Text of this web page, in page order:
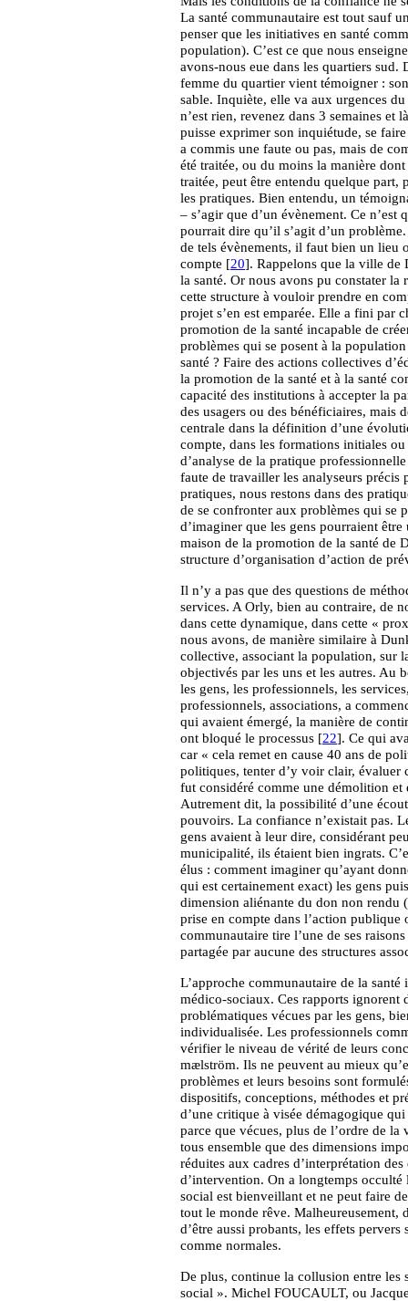
La santé communautaire est tout sauf
penser que les initiatives en santé
population). C’est ce que nous
avons-nous eue dans les quartiers
femme du quartier vient témoigner :
sable. Inquiète, elle va aux urgences
n’est rien, revenez dans 3 semaines et
puisse exprimer son inquiétude, se
a commis une faute ou pas, mais de
été traitée, ou du moins la manière
traitée, peut être entendu quelque
les pratiques. Bien entendu, un
– s’agir que d’un évènement. Ce
pourrait dire qu’il s’agit d’un
de tels évènements, il faut bien un lieu
compte [20]. Rappelons que la ville de
la santé. Or nous avons pu constater la
cette structure à vouloir prendre en
projet s’en est emparée. Elle a fini
promotion de la santé incapable de
problèmes qui se posent à la
santé ? Faire des actions collectives
la promotion de la santé et à la santé
capacité des institutions à accepter la
des usagers ou des bénéficiaires, mais
centrale dans la définition d’une
compte, dans les formations initiales
d’analyse de la pratique
faute de travailler les analyseurs précis
pratiques, nous restons dans des
de se confronter aux problèmes qui se
d’imaginer que les gens pourraient
maison de la promotion de la santé de
structure d’organisation d’action de
Il n’y a pas que des questions de
services. A Orly, bien au contraire, de
dans cette dynamique, dans cette «
nous avons, de manière similaire à
collective, associant la population, sur
objectivés par les uns et les autres. Au
les gens, les professionnels, les
professionnels, associations, a
qui avaient émergé, la manière de
ont bloqué le processus [22]. Ce qui
car « cela remet en cause 40 ans de
politiques, tenter d’y voir clair, évaluer
fut considéré comme une démolition
Autrement dit, la possibilité d’une
pouvoirs. La confiance n’existait pas.
gens avaient à leur dire, considérant
municipalité, ils étaient bien ingrats.
élus : comment imaginer qu’ayant
qui est certainement exact) les gens
dimension aliénante du don non rendu
prise en compte dans l’action publique
communautaire tire l’une de ses
partagée par aucune des structures
L’approche communautaire de la
médico-sociaux. Ces rapports ignorent
problématiques vécues par les gens,
individualisée. Les professionnels
vérifier le niveau de vérité de leurs
mælström. Ils ne peuvent au mieux
problèmes et leurs besoins sont
dispositifs, conceptions, méthodes et
d’une critique à visée démagogique
parce que vécues, plus de l’ordre de la
tous ensemble que des dimensions
réduites aux cadres d’interprétation
d’intervention. On a longtemps
social est bienveillant et ne peut faire
tout le monde rêve. Malheureusement,
d’être aussi probants, les effets
comme normales.
De plus, continue la collusion entre les
social ». Michel FOUCAULT, ou